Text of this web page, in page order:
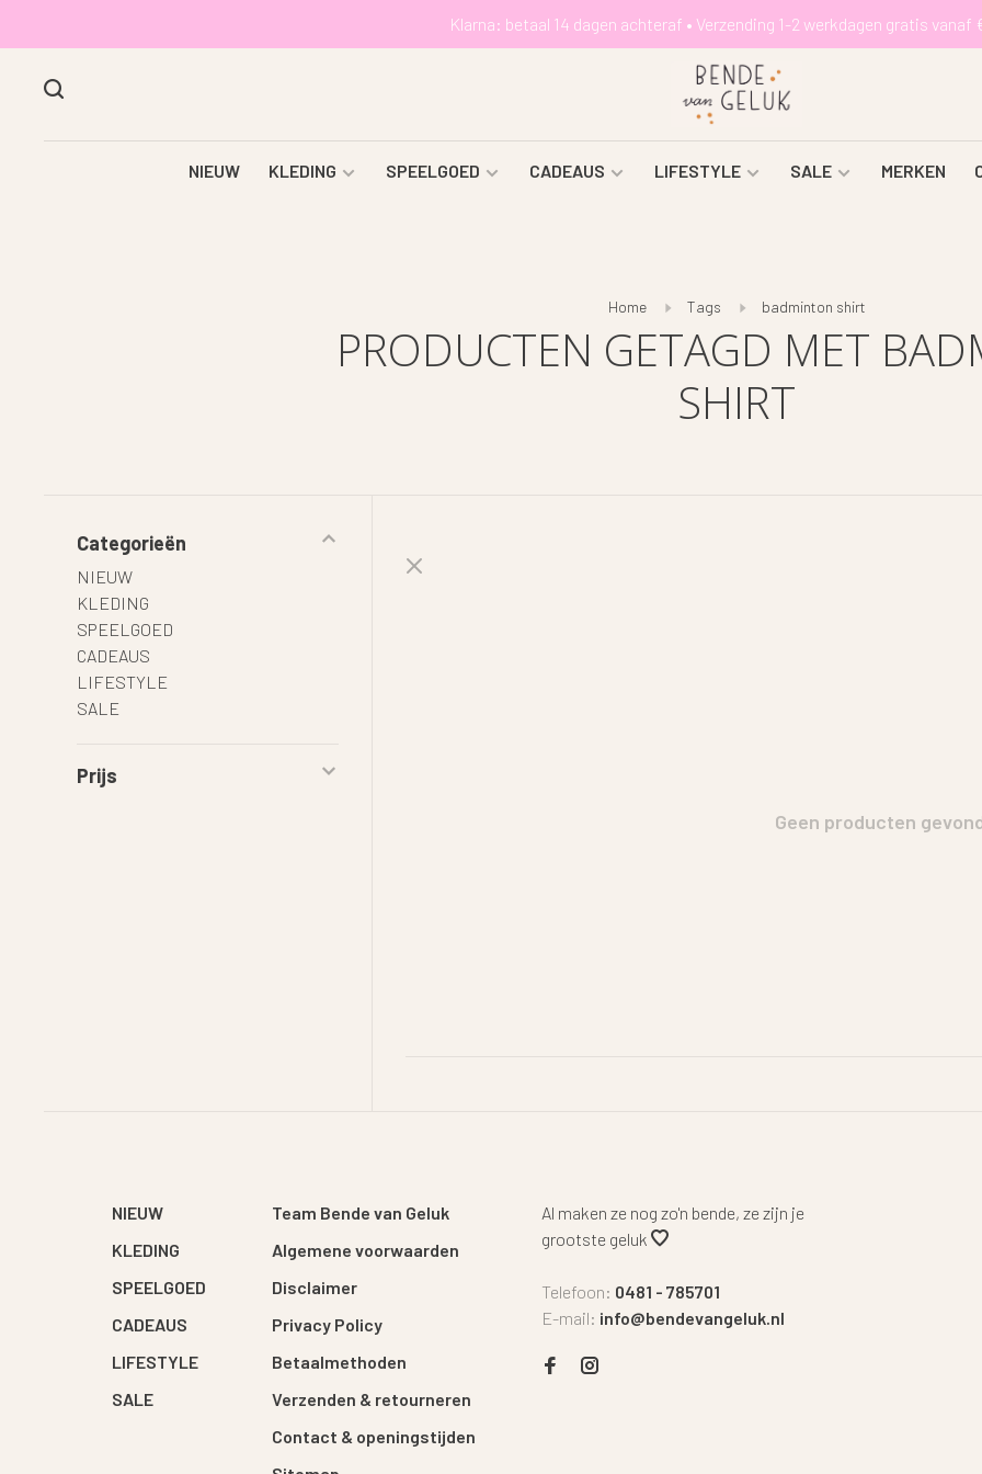
Klarna: betaal 14 dagen achteraf • Verzending 1-2 werkdagen gratis vanaf
NIEUW KLEDING SPEELGOED CADEAUS LIFESTYLE SALE MERKEN
Home Tags badminton shirt
PRODUCTEN GETAGD MET
SHIRT
Categorieën
NIEUW
KLEDING
SPEELGOED
CADEAUS
LIFESTYLE
SALE
Prijs
Geen producten
NIEUW
KLEDING
SPEELGOED
CADEAUS
LIFESTYLE
SALE
Team Bende van Geluk
Algemene voorwaarden
Disclaimer
Privacy Policy
Betaalmethoden
Verzenden & retourneren
Contact & openingstijden
Al maken ze nog zo'n bende, ze zijn je
grootste geluk
Telefoon: 0481 - 785701
E-mail: info@bendevangeluk.nl